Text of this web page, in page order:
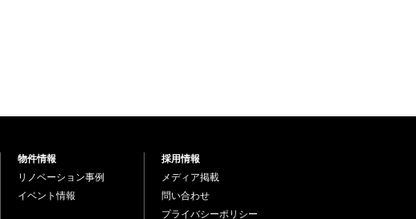
物件情報
リノベーション事例
イベント情報
採用情報
メディア掲載
問い合わせ
プライバシーポリシー